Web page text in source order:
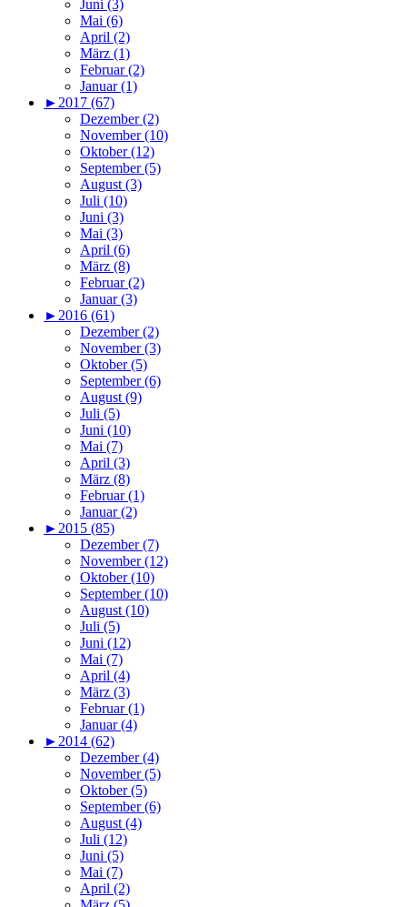
Juni (3)
Mai (6)
April (2)
März (1)
Februar (2)
Januar (1)
► 2017 (67)
Dezember (2)
November (10)
Oktober (12)
September (5)
August (3)
Juli (10)
Juni (3)
Mai (3)
April (6)
März (8)
Februar (2)
Januar (3)
► 2016 (61)
Dezember (2)
November (3)
Oktober (5)
September (6)
August (9)
Juli (5)
Juni (10)
Mai (7)
April (3)
März (8)
Februar (1)
Januar (2)
► 2015 (85)
Dezember (7)
November (12)
Oktober (10)
September (10)
August (10)
Juli (5)
Juni (12)
Mai (7)
April (4)
März (3)
Februar (1)
Januar (4)
► 2014 (62)
Dezember (4)
November (5)
Oktober (5)
September (6)
August (4)
Juli (12)
Juni (5)
Mai (7)
April (2)